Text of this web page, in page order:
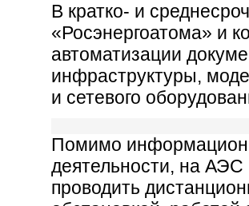
В кратко- и
«Росэнергоатома» и
автоматизации
инфраструктуры,
и сетевого
Помимо
деятельности, на
проводить